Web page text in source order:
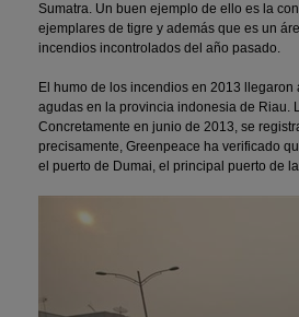
Sumatra. Un buen ejemplo de ello es la
ejemplares de tigre y además que es un
incendios incontrolados del año pasado.
El humo de los incendios en 2013
agudas en la provincia indonesia de Riau.
Concretamente en junio de 2013, se
precisamente, Greenpeace ha verificado
el puerto de Dumai, el principal puerto de